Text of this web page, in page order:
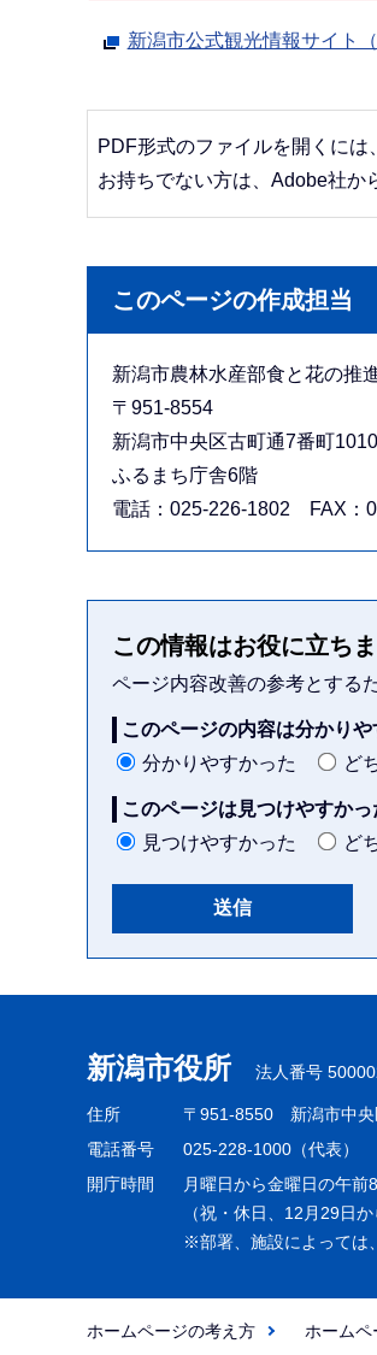
新潟市公式観光情報サイト（
PDF形式のファイルを開くには
お持ちでない方は、Adobe社か
このページの作成担当
新潟市農林水産部食と花の推
〒951-8554
新潟市中央区古町通7番町
ふるまち庁舎6階
電話：025-226-1802 FAX：
この情報はお役に立ち
ページ内容改善の参考とする
このページの内容は分かり
分かりやすかった
ど
このページは見つけやすかっ
見つけやすかった
ど
こ
ま
で
新潟市役所 法人番号
住所 〒951-8550 新潟市中
電話番号
025-228-1000（代表）
開庁時間
月曜日から金曜日の午
（祝・休日、12月29日
※部署、施設によっては
ホームページの考え方 ホーム